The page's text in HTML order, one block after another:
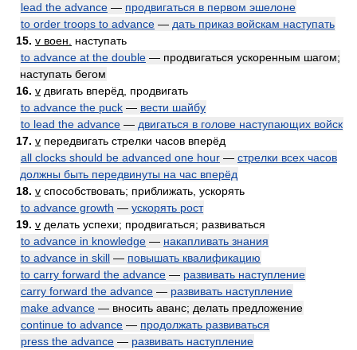
lead the advance — продвигаться в первом эшелоне
to order troops to advance — дать приказ войскам наступать
15. v воен.
наступать
to advance at the double — продвигаться ускоренным шагом;
наступать бегом
16. v двигать вперёд, продвигать
to advance the puck — вести шайбу
to lead the advance — двигаться в голове наступающих войск
17. v передвигать стрелки часов вперёд
all clocks should be advanced one hour — стрелки всех часов
должны быть передвинуты на час вперёд
18. v способствовать; приближать, ускорять
to advance growth — ускорять рост
19. v делать успехи; продвигаться; развиваться
to advance in knowledge — накапливать знания
to advance in skill — повышать квалификацию
to carry forward the advance — развивать наступление
carry forward the advance — развивать наступление
make advance — вносить аванс; делать предложение
continue to advance — продолжать развиваться
press the advance — развивать наступление